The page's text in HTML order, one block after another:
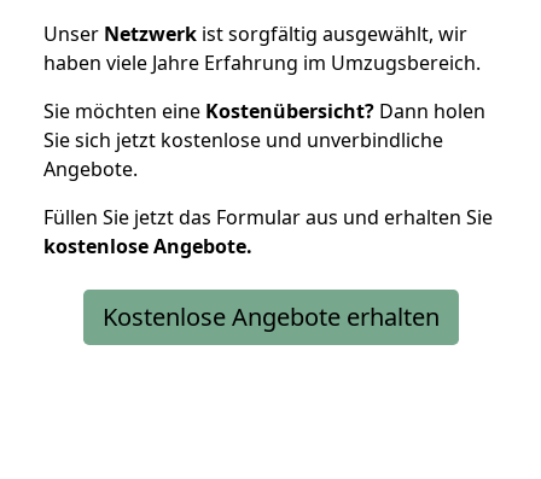
Unser Netzwerk ist sorgfältig ausgewählt, wir
haben viele Jahre Erfahrung im Umzugsbereich.
Sie möchten eine Kostenübersicht? Dann holen
Sie sich jetzt kostenlose und unverbindliche
Angebote.
Füllen Sie jetzt das Formular aus und erhalten Sie
kostenloseAngebote.
Kostenlose Angebote erhalten